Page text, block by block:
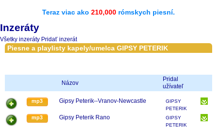
Teraz viac ako 210,000 rómskych piesní.
Inzeráty
Všetky inzeráty Pridať inzerát
Piesne a playlisty kapely/umelca GIPSY PETERIK
Názov
Pridal
užívateľ
mp3 Gipsy Peterik--Vranov-Newcastle
GIPSY
PETERIK
mp3 Gipsy Peterik Rano
GIPSY
PETERIK